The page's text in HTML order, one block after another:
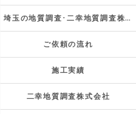
埼玉の地質調査･二幸地質調査株式会社のお客様の声
ご依頼の流れ
施工実績
二幸地質調査株式会社